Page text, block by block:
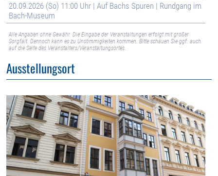
20.09.2026 (So) 11:00 Uhr | Auf Bachs Spuren | Rundgang im
Bach-Museum
Alle Angaben ohne Gewähr. Die Eingabe der Veranstaltungen erfolgt mit großer
Sorgfalt. Dennoch kann es zu Unstimmigkeiten kommen. Bitte schauen Sie ggf. auch
auf die Seite des Veranstalters/Veranstaltungsortes.
Ausstellungsort